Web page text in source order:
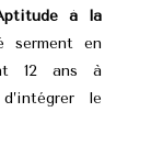
à la
serment en
12 ans à
le